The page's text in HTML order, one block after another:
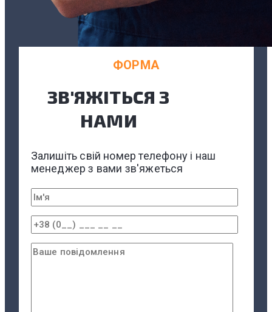
ФОРМА
ЗВ'ЯЖІТЬСЯ З
НАМИ
Залишіть свій номер телефону і наш
менеджер з вами зв'яжеться